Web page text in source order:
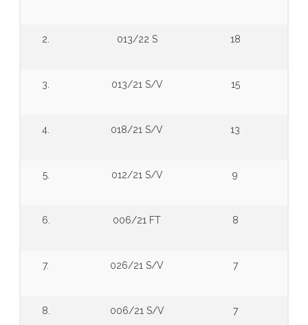
2. 013/22 S 18
3. 013/21 S/V 15
4. 018/21 S/V 13
5. 012/21 S/V 9
6. 006/21 FT 8
7. 026/21 S/V 7
8. 006/21 S/V 7